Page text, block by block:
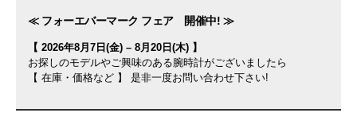
≪ フォーエバーマーク フェア 開催中! ≫
【 2026年8月7日(金) – 8月20日(木) 】
お探しのモデルやご興味のある腕時計がございましたら
【 在庫・価格など 】 是非一度お問い合わせ下さい!